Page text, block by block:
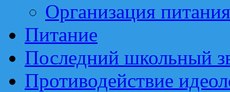
Организация
Питание
Последний школьный
Противодействие